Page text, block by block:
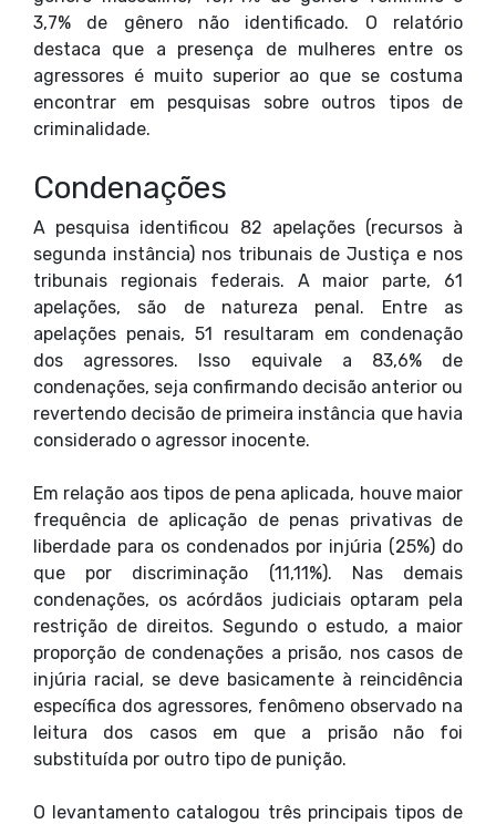
3,7% de gênero não identificado. O relatório
destaca que a presença de mulheres entre os
agressores é muito superior ao que se costuma
encontrar em pesquisas sobre outros tipos de
criminalidade.
Condenações
A pesquisa identificou 82 apelações (recursos à
segunda instância) nos tribunais de Justiça e nos
tribunais regionais federais. A maior parte, 61
apelações, são de natureza penal. Entre as
apelações penais, 51 resultaram em condenação
dos agressores. Isso equivale a 83,6% de
condenações, seja confirmando decisão anterior ou
revertendo decisão de primeira instância que havia
considerado o agressor inocente.
Em relação aos tipos de pena aplicada, houve maior
frequência de aplicação de penas privativas de
liberdade para os condenados por injúria (25%) do
que por discriminação (11,11%). Nas demais
condenações, os acórdãos judiciais optaram pela
restrição de direitos. Segundo o estudo, a maior
proporção de condenações a prisão, nos casos de
injúria racial, se deve basicamente à reincidência
específica dos agressores, fenômeno observado na
leitura dos casos em que a prisão não foi
substituída por outro tipo de punição.
O levantamento catalogou três principais tipos de